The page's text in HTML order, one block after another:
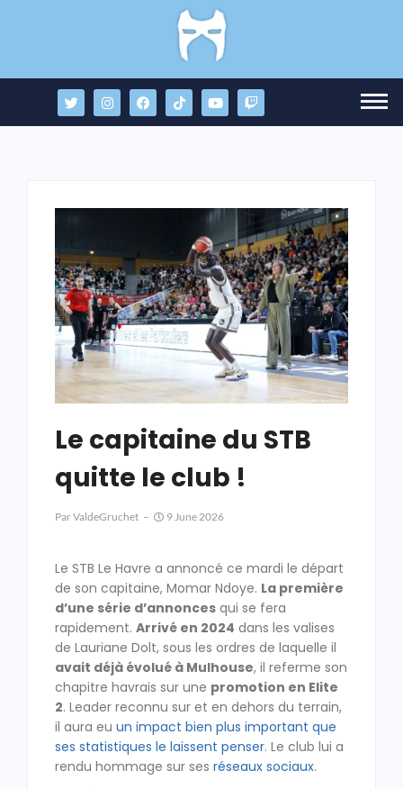
Le capitaine du STB
quitte le club !
ParValdeGruchet 9 June 2026
Le STB Le Havre a annoncé ce mardi le départ
de son capitaine, Momar Ndoye. La première
d’une série d’annonces qui se fera
rapidement. Arrivé en 2024 dans les valises
de Lauriane Dolt, sous les ordres de laquelle il
avait déjà évolué à Mulhouse, il referme son
chapitre havrais sur une promotion en Elite
2. Leader reconnu sur et en dehors du terrain,
il aura eu un impact bien plus important que
ses statistiques le laissent penser. Le club lui a
rendu hommage sur ses réseaux sociaux.